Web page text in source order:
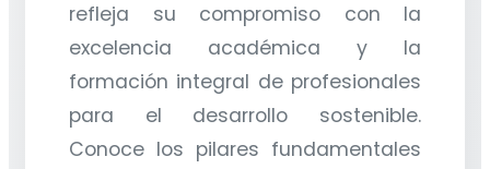
refleja su compromiso con la
excelencia académica y la
formación integral de profesionales
para el desarrollo sostenible.
Conoce los pilares fundamentales